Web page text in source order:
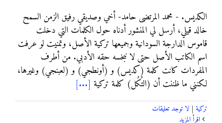
الكديس. - محمد المرتضى حامد- أخي وصديقي رفيق الزمن السمح
خالد قيلي، أرسل لي المنشور أدناه حول الكلمات التي دخلت
قاموس الدارجة السودانية وجميعها تركية الأصل، وتمنيت لو عرفت
اسم الكاتب الأصل حتى لا نبخسه حقه الأدبي. من أطرف
المفردات كانت كلمة (كديس) و (أونطجي) و (لعبنجي) وغيرها،
لكنني ما ظننت أن (التُكُل) كلمة تركية [...]
تركية | لا توجد تعليقات